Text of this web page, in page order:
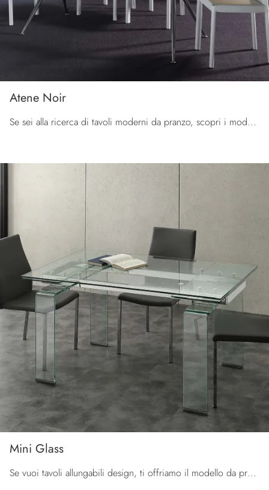
Atene Noir
Se sei alla ricerca di tavoli moderni da pranzo, scopri i modelli fissi di La Seggiola: clicca e scopri il modello Atene Noir in vetro.
Mini Glass
Se vuoi tavoli allungabili design, ti offriamo il modello da pranzo in vetro Mini Glass del marchio La Seggiola.